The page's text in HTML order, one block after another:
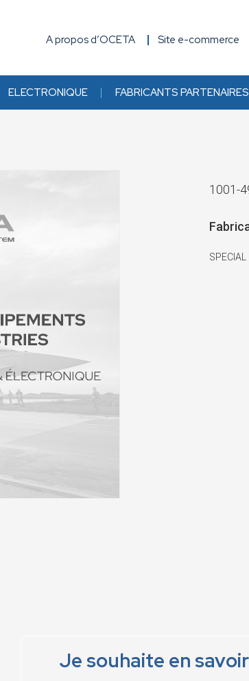
A propos d’OCETA Site e-commerce
ELECTRONIQUE FABRICANTS PARTENAIRES
1001-
SPECIAL
Je souhaite en